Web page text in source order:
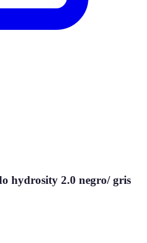
hydrosity 2.0 negro/ gris